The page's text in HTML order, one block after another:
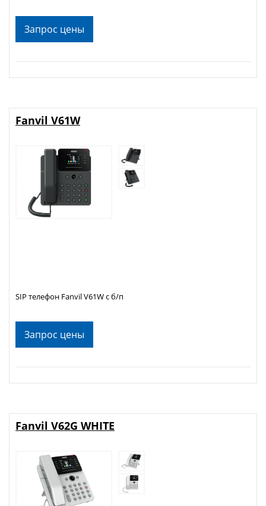
Запрос цены
Запрос цены
Fanvil V61W
SIP телефон Fanvil V61W c б/п
Fanvil V62G WHITE